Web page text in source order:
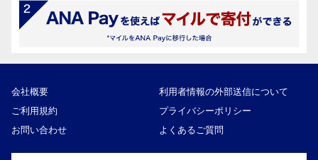
会社概要
利用者情報の外部送信について
ご利用規約
プライバシーポリシー
お問い合わせ
よくあるご質問